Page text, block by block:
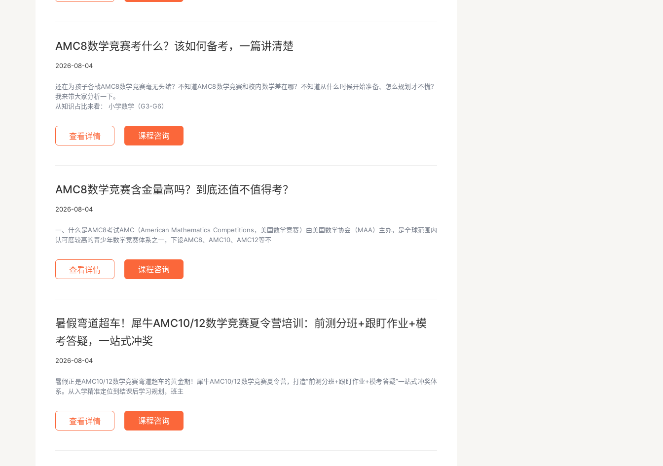
AMC8数学竞赛考什么？该如何备考，一篇讲清楚
2026-08-04
还在为孩子备战AMC8数学竞赛毫无头绪？不知道AMC8数学竞赛和校内数学差在哪？不知道从什么时候开始准备、怎么规划才不慌？
我来带大家分析一下。
从知识占比来看： 小学数学（G3-G6）
查看详情 课程咨询
AMC8数学竞赛含金量高吗？到底还值不值得考？
2026-08-04
一、什么是AMC8考试AMC（American Mathematics Competitions，美国数学竞赛）由美国数学协会（MAA）主办，是全球范围内
认可度较高的青少年数学竞赛体系之一，下设AMC8、AMC10、AMC12等不
查看详情 课程咨询
暑假弯道超车！犀牛AMC10/12数学竞赛夏令营培训：前测分班+跟盯作业+模
考答疑，一站式冲奖
2026-08-04
暑假正是AMC10/12数学竞赛弯道超车的黄金期！犀牛AMC10/12数学竞赛夏令营，打造“前测分班+跟盯作业+模考答疑”一站式冲奖体
系。从入学精准定位到结课后学习规划，班主
查看详情 课程咨询